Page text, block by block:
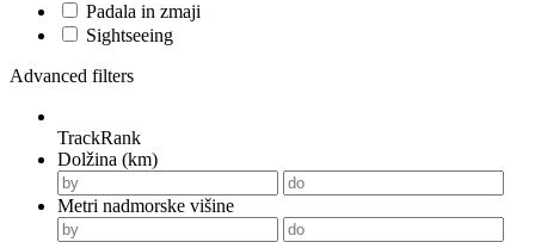
Padala in zmaji
Sightseeing
Advanced filters
TrackRank
Dolžina (km)
Metri nadmorske višine